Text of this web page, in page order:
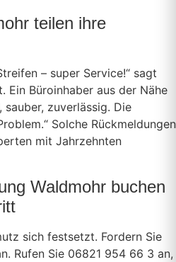
teilen ihre
– super Service!“ sagt
Ein Büroinhaber aus der Nähe
sauber, zuverlässig. Die
Solche Rückmeldungen
mit Jahrzehnten
Waldmohr buchen
sich festsetzt. Fordern Sie
Rufen Sie 06821 954 66 3 an,